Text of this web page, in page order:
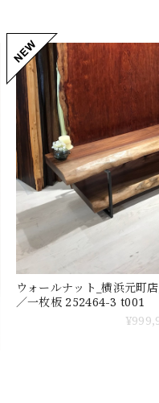
ウォールナット_横浜元町
／一枚板 252464-3 t001